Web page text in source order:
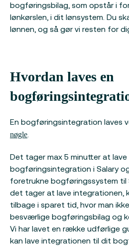
bogføringsbilag, som opstår i
lønkørslen, i dit lønsystem. Du
lønnen, og så gør vi resten for
Hvordan laves en
En bogføringsintegration laves
nøgle
Det tager max 5 minutter at lave
bogføringsintegration i Salary
foretrukne bogføringssystem til
det tager at lave integrationen,
tilbage i sparet tid, hvor man
besværlige bogføringsbilag og
Vi har lavet en række udførlige
kan lave integrationen til dit